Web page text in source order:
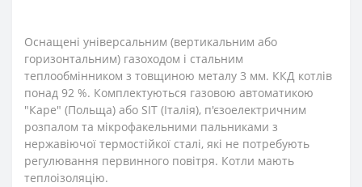
Оснащені універсальним (вертикальним або
горизонтальним) газоходом і стальним
теплообмінником з товщиною металу 3 мм. ККД котлів
понад 92 %. Комплектуються газовою автоматикою
"Каре" (Польща) або SIT (Італія), п'єзоелектричним
розпалом та мікрофакельними пальниками з
нержавіючої термостійкої сталі, які не потребують
регулювання первинного повітря. Котли мають
теплоізоляцію.